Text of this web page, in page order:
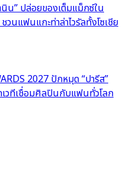
น” ปล่อยของเต็มแม็กซ์ใน
นแฟนแกะท่าล่าไวรัลทั้งโซเชีย
2027 ปักหมุด “ปารีส”
วทีเชื่อมศิลปินกับแฟนทั่วโลก